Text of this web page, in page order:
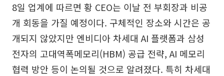
8일 업계에 따르면 황 CEO는 이날 전 부회장과 비공
개 회동을 가질 예정이다. 구체적인 장소와 시간은 공
개되지 않았지만 엔비디아 차세대 AI 플랫폼과 삼성
전자의 고대역폭메모리(HBM) 공급 전략, AI 메모리
협력 방안 등이 논의될 것으로 알려졌다. 특히 차세대